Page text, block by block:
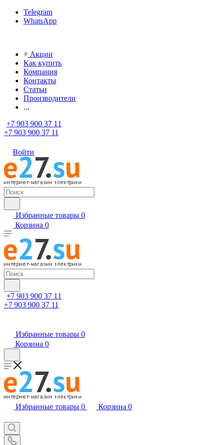
Telegram
WhatsApp
Акции
Как купить
Компания
Контакты
Статьи
Производители
...
+7 903 900 37 11
+7 903 900 37 11
Войти
Избранные товары 0
Корзина 0
+7 903 900 37 11
+7 903 900 37 11
Избранные товары 0
Корзина 0
Избранные товары 0 Корзина 0